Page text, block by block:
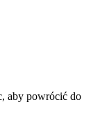
aby powrócić do